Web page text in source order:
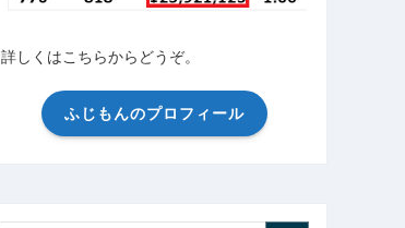
詳しくはこちらからどうぞ。
ふじもんのプロフィール